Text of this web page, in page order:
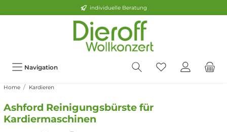
individuelle Beratung
Navigation
Home Kardieren
Ashford Reinigungsbürste für
Kardiermaschinen